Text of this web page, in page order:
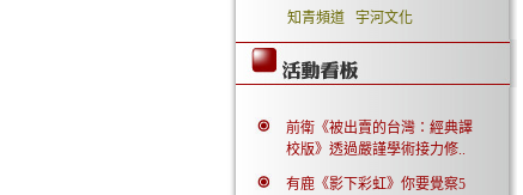
知青頻道 宇河文化
前衛《被出賣的台灣：經典譯
校版》透過嚴謹學術接力修..
有鹿《影下彩虹》你要覺察5